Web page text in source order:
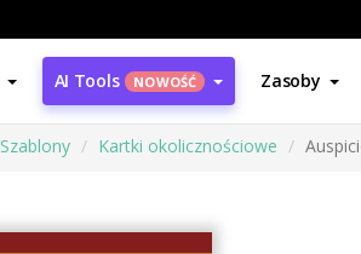
AI Tools NOWOŚĆ Zasoby
Szablony Kartki okolicznościowe